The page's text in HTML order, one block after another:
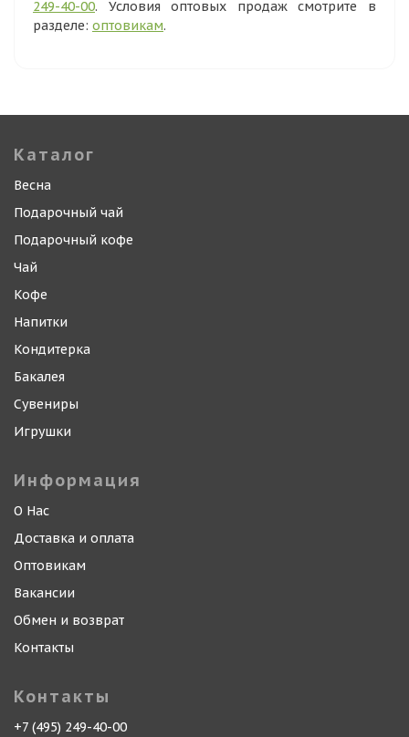
249-40-00. Условия оптовых продаж смотрите в
разделе: оптовикам.
Каталог
Весна
Подарочный чай
Подарочный кофе
Чай
Кофе
Напитки
Кондитерка
Бакалея
Сувениры
Игрушки
Информация
О Нас
Доставка и оплата
Оптовикам
Вакансии
Обмен и возврат
Контакты
Контакты
+7 (495) 249-40-00